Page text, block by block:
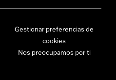
Gestionar preferencias de
cookies
Nos preocupamos por ti